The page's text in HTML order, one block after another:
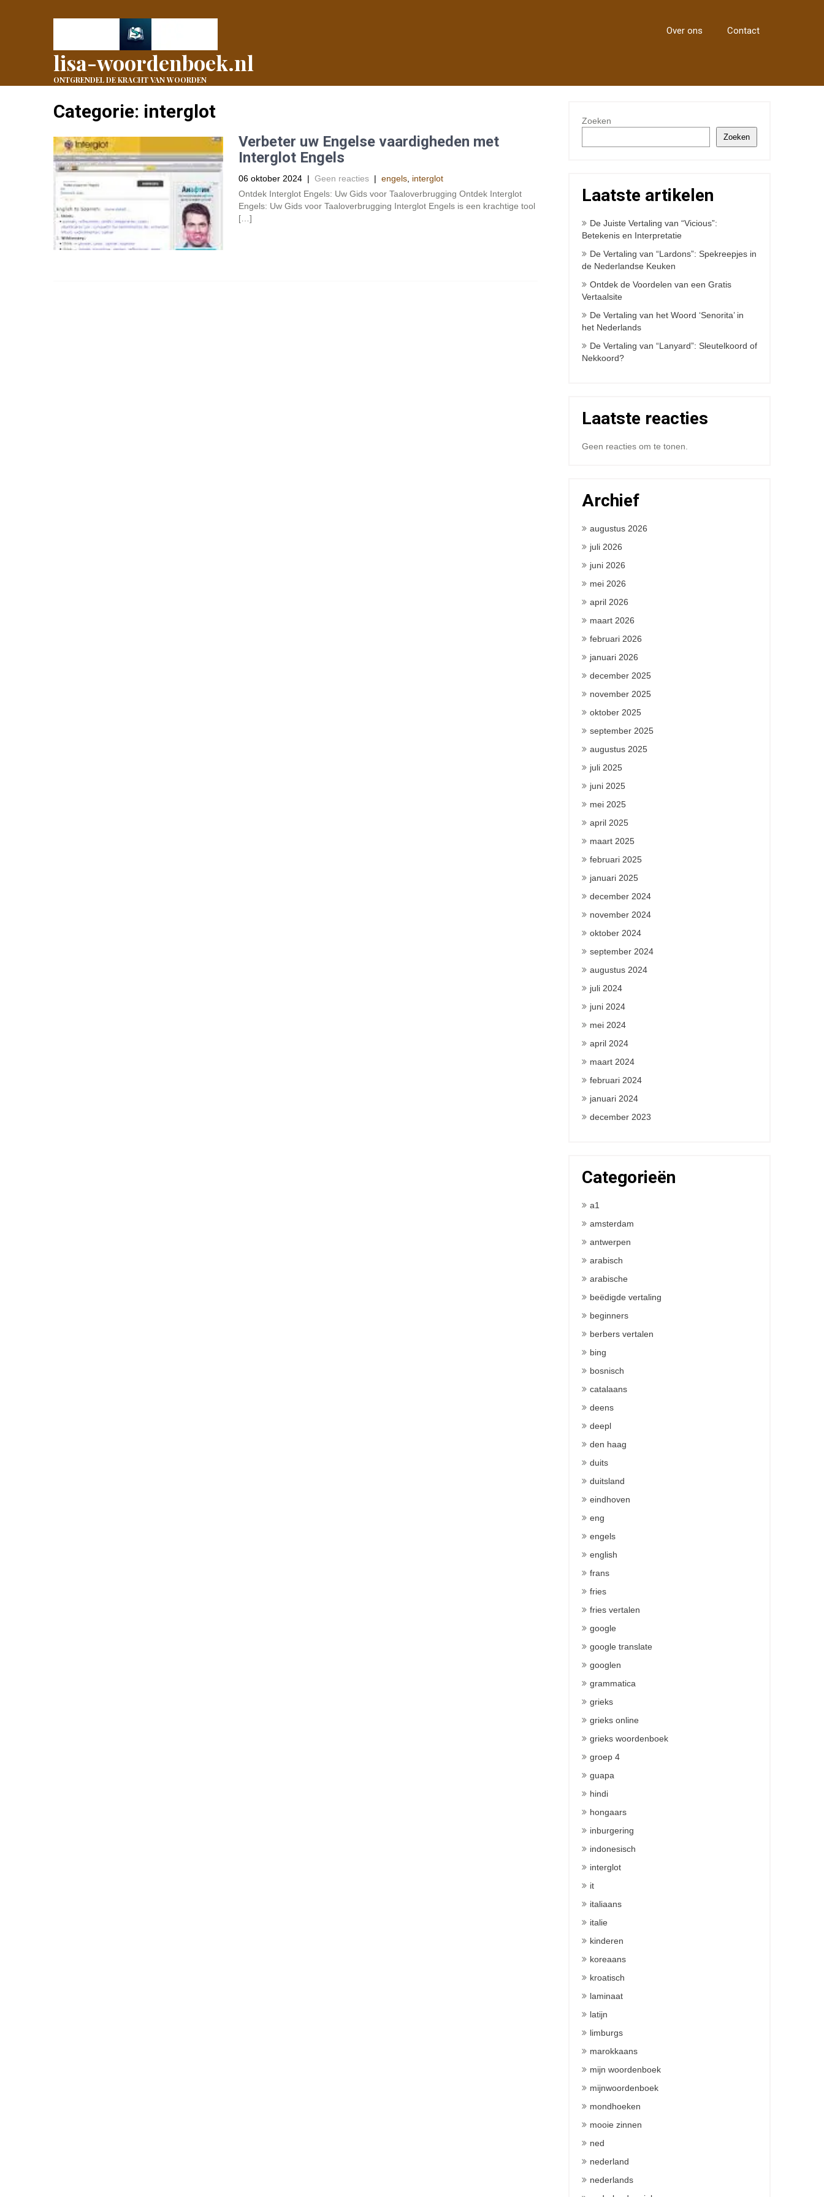
lisa-woordenboek.nl
ONTGRENDEL DE KRACHT VAN WOORDEN
Over ons Contact
Categorie: interglot
Verbeter uw Engelse vaardigheden met
Interglot Engels
06 oktober 2024 | Geen reacties | engels, interglot
Ontdek Interglot Engels: Uw Gids voor Taaloverbrugging Ontdek Interglot
Engels: Uw Gids voor Taaloverbrugging Interglot Engels is een krachtige tool
[…]
Zoeken
Zoeken
Laatste artikelen
De Juiste Vertaling van “Vicious”:
Betekenis en Interpretatie
De Vertaling van “Lardons”: Spekreepjes in
de Nederlandse Keuken
Ontdek de Voordelen van een Gratis
Vertaalsite
De Vertaling van het Woord ‘Senorita’ in
het Nederlands
De Vertaling van “Lanyard”: Sleutelkoord of
Nekkoord?
Laatste reacties
Geen reacties om te tonen.
Archief
augustus 2026
juli 2026
juni 2026
mei 2026
april 2026
maart 2026
februari 2026
januari 2026
december 2025
november 2025
oktober 2025
september 2025
augustus 2025
juli 2025
juni 2025
mei 2025
april 2025
maart 2025
februari 2025
januari 2025
december 2024
november 2024
oktober 2024
september 2024
augustus 2024
juli 2024
juni 2024
mei 2024
april 2024
maart 2024
februari 2024
januari 2024
december 2023
Categorieën
a1
amsterdam
antwerpen
arabisch
arabische
beëdigde vertaling
beginners
berbers vertalen
bing
bosnisch
catalaans
deens
deepl
den haag
duits
duitsland
eindhoven
eng
engels
english
frans
fries
fries vertalen
google
google translate
googlen
grammatica
grieks
grieks online
grieks woordenboek
groep 4
guapa
hindi
hongaars
inburgering
indonesisch
interglot
it
italiaans
italie
kinderen
koreaans
kroatisch
laminaat
latijn
limburgs
marokkaans
mijn woordenboek
mijnwoordenboek
mondhoeken
mooie zinnen
ned
nederland
nederlands